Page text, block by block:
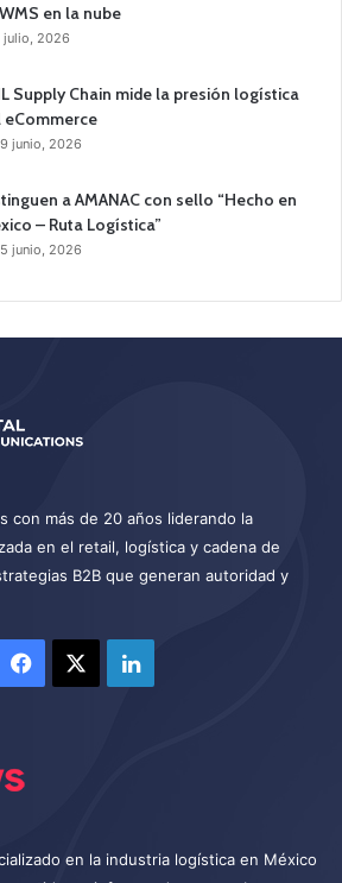
en la nube
julio, 2026
Supply Chain mide la presión logística
eCommerce
junio, 2026
a AMANAC con sello “Hecho en
– Ruta Logística”
junio, 2026
con más de 20 años liderando la
en el retail, logística y cadena de
B2B que generan autoridad y
Facebook LinkedIn
en la industria logística en México